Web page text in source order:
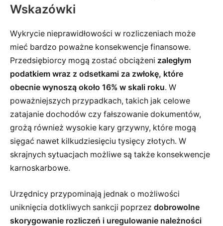
Wskazówki
Wykrycie nieprawidłowości w rozliczeniach może
mieć bardzo poważne konsekwencje finansowe.
Przedsiębiorcy mogą zostać obciążeni zaległym
podatkiem wraz z odsetkami za zwłokę, które
obecnie wynoszą około 16% w skali roku. W
poważniejszych przypadkach, takich jak celowe
zatajanie dochodów czy fałszowanie dokumentów,
grożą również wysokie kary grzywny, które mogą
sięgać nawet kilkudziesięciu tysięcy złotych. W
skrajnych sytuacjach możliwe są także konsekwencje
karnoskarbowe.
Urzędnicy przypominają jednak o możliwości
uniknięcia dotkliwych sankcji poprzez dobrowolne
skorygowanie rozliczeń i uregulowanie należności